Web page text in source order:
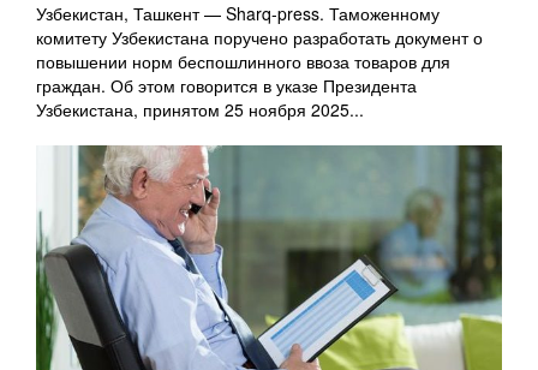
Узбекистан, Ташкент — Sharq-press. Таможенному
комитету Узбекистана поручено разработать документ о
повышении норм беспошлинного ввоза товаров для
граждан. Об этом говорится в указе Президента
Узбекистана, принятом 25 ноября 2025...